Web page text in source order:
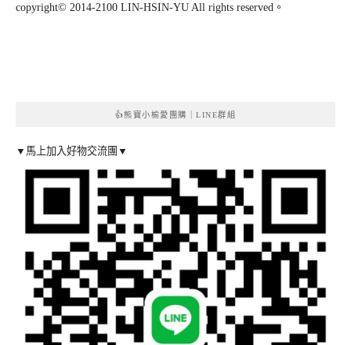
copyright© 2014-2100 LIN-HSIN-YU All rights reserved。
👍熊寶小榆愛團購｜LINE群組
▼馬上加入好物交流團▼